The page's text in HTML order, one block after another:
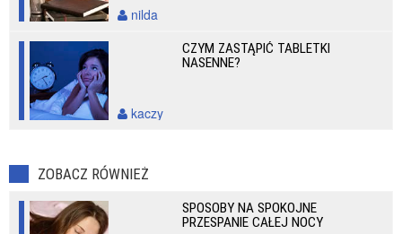
nilda
CZYM ZASTĄPIĆ TABLETKI
NASENNE?
kaczy
ZOBACZ RÓWNIEŻ
SPOSOBY NA SPOKOJNE
PRZESPANIE CAŁEJ NOCY